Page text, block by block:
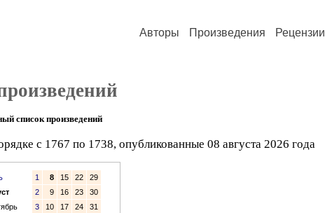
Авторы Произведения Рецензии
список произведений
с 1767 по 1738, опубликованные 08 августа 2026 года
1 8 15 22
29
2
9 16 23
30
3
10 17 24
31